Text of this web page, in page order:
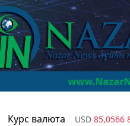
www.NazarNews.kg
Курс валюта USD 85,0566